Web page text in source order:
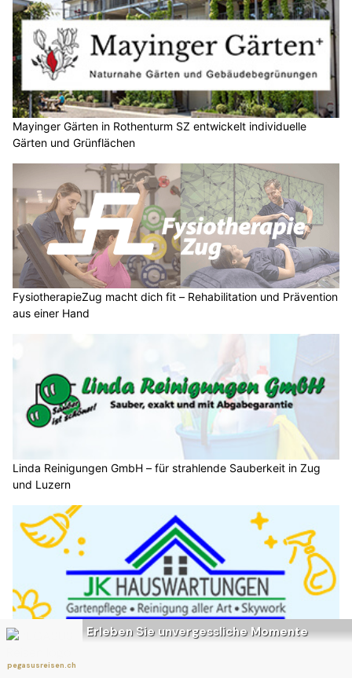
Mayinger Gärten in Rothenturm SZ entwickelt individuelle
Gärten und Grünflächen
FysiotherapieZug macht dich fit – Rehabilitation und Prävention
aus einer Hand
Linda Reinigungen GmbH – für strahlende Sauberkeit in Zug
und Luzern
JK Hauswartungen: Zuverlässige Facility Services – Ihr Partner